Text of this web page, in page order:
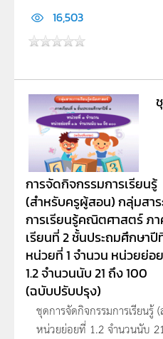
16,503
การจัดกิจกรรมการเรียนรู้
(สำหรับครูผู้สอน) กลุ่มสาร
การเรียนรู้คณิตศาสตร์ ภ
เรียนที่ 2 ชั้นประถมศึกษาปี
หน่วยที่ 1 จำนวน หน่วยย่อ
1.2 จำนวนนับ 21 ถึง 100
(ฉบับปรับปรุง)
ชุดการจัดกิจกรรมการเรียน
หน่วยย่อยที่ 1.2 จำนวนนับ